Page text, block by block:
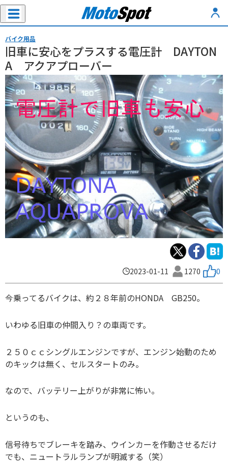
バイク用品
旧車に安心をプラスする電圧計 DAYTON
A アクアプローバー
2023-01-11 1270 0
今乗ってるバイクは、約２８年前のHONDA GB250。
いわゆる旧車の仲間入り？の車両です。
２５０ｃｃシングルエンジンですが、エンジン始動のため
のキックは無く、セルスタートのみ。
なので、バッテリー上がりが非常に怖い。
というのも、
信号待ちでブレーキを踏み、ウインカーを作動させるだけ
でも、ニュートラルランプが明滅する（笑）